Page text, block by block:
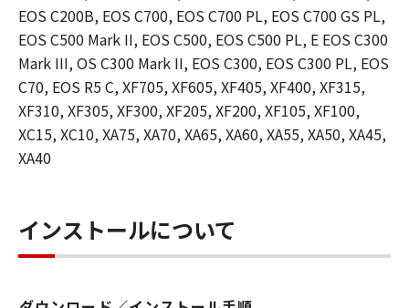
EOS C200B, EOS C700, EOS C700 PL, EOS C700 GS PL,
EOS C500 Mark II, EOS C500, EOS C500 PL, E EOS C300
Mark III, OS C300 Mark II, EOS C300, EOS C300 PL, EOS
C70, EOS R5 C, XF705, XF605, XF405, XF400, XF315,
XF310, XF305, XF300, XF205, XF200, XF105, XF100,
XC15, XC10, XA75, XA70, XA65, XA60, XA55, XA50, XA45,
XA40
インストールについて